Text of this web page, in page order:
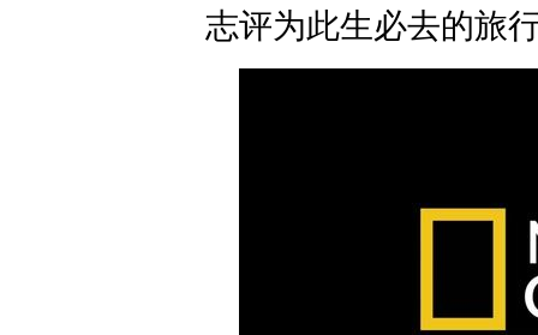
志评为此生必去的旅